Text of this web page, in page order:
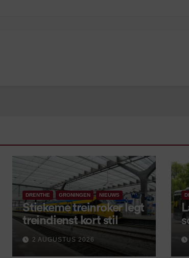
DRENTHE GRONINGEN NIEUWS
Stiekeme treinroker legt
treindienst kort stil
2 AUGUSTUS 2026